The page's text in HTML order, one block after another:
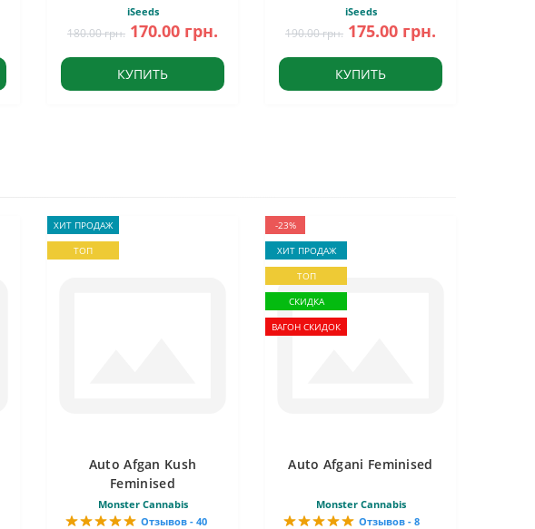
iSeeds
180.00 грн. 170.00 грн.
КУПИТЬ
iSeeds
190.00 грн. 175.00 грн.
КУПИТЬ
ХИТ ПРОДАЖ
ТОП
Auto Afgan Kush
Feminised
Monster Cannabis
Отзывов - 40
-23%
ХИТ ПРОДАЖ
ТОП
СКИДКА
ВАГОН СКИДОК
Auto Afgani Feminised
Monster Cannabis
Отзывов - 8